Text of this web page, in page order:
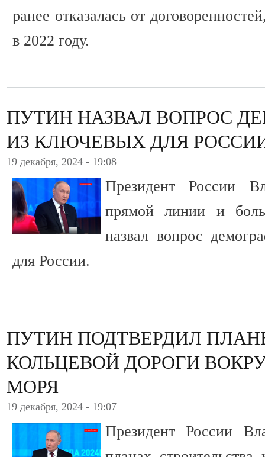
ранее отказалась от
в 2022 году.
ПУТИН НАЗВАЛ ВОПРОС
ИЗ КЛЮЧЕВЫХ ДЛЯ
19 декабря, 2024 - 19:08
Президент России
прямой линии и
назвал вопрос
для России.
ПУТИН ПОДТВЕРДИЛ
КОЛЬЦЕВОЙ ДОРОГИ
МОРЯ
19 декабря, 2024 - 19:07
Президент России